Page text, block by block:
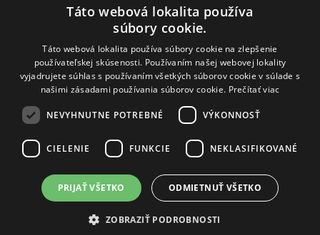
sales@rosler.sk
Regionálni zástupcovia
Západ a stred:
+421 903 728 402
Východ
mobil: +421 901 728 409
2014 - 2026 © ROSLER s.r.o.
Tvorba web stránok
aredakčný systém odAlejTech, spol. s r.o.
Táto webová lokalita používa
súbory cookie.
Táto webová lokalita používa súbory cookie na zlepšenie
používateľskej skúsenosti. Používaním našej webovej lokality
vyjadrujete súhlas s používaním všetkých súborov cookie v súlade s
našimi zásadami používania súborov cookie. Prečítať viac
NEVYHNUTNE POTREBNÉ VÝKONNOSŤ
CIELENIE FUNKCIE NEKLASIFIKOVANÉ
PRIJAŤ VŠETKO ODMIETNUŤ VŠETKO
ZOBRAZIŤ PODROBNOSTI